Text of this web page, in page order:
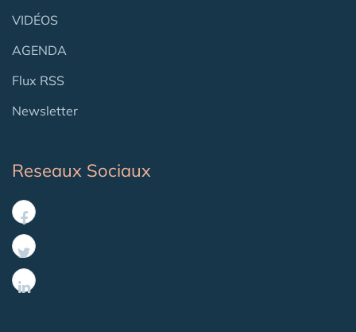
VIDÉOS
AGENDA
Flux RSS
Newsletter
Reseaux Sociaux